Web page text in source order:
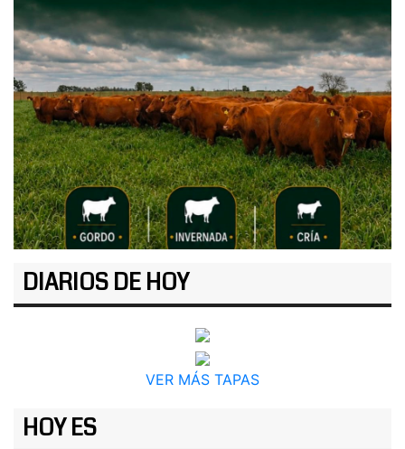
DIARIOS DE HOY
VER MÁS TAPAS
HOY ES